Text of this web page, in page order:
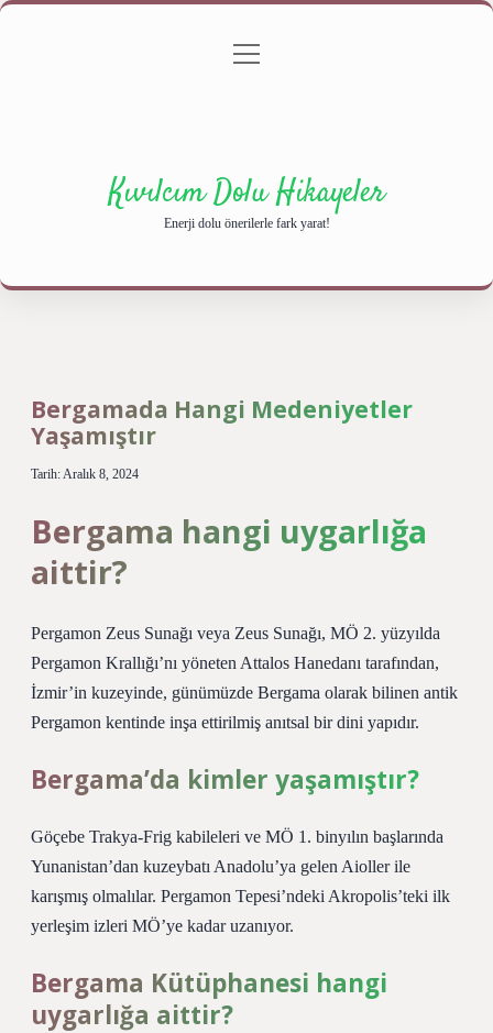
Gizlilik Politikası
menüyü
Kıvılcım Dolu Hikayeler
Enerji dolu önerilerle fark yarat!
Bergamada Hangi Medeniyetler
Yaşamıştır
Tarih: Aralık 8, 2024
Bergama hangi uygarlığa
aittir?
Pergamon Zeus Sunağı veya Zeus Sunağı, MÖ 2. yüzyılda
Pergamon Krallığı’nı yöneten Attalos Hanedanı tarafından,
İzmir’in kuzeyinde, günümüzde Bergama olarak bilinen antik
Pergamon kentinde inşa ettirilmiş anıtsal bir dini yapıdır.
Bergama’da kimler yaşamıştır?
Göçebe Trakya-Frig kabileleri ve MÖ 1. binyılın başlarında
Yunanistan’dan kuzeybatı Anadolu’ya gelen Aioller ile
karışmış olmalılar. Pergamon Tepesi’ndeki Akropolis’teki ilk
yerleşim izleri MÖ’ye kadar uzanıyor.
Bergama Kütüphanesi hangi
uygarlığa aittir?